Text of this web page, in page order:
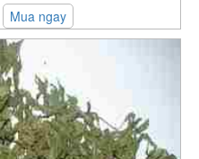
Mua ngay